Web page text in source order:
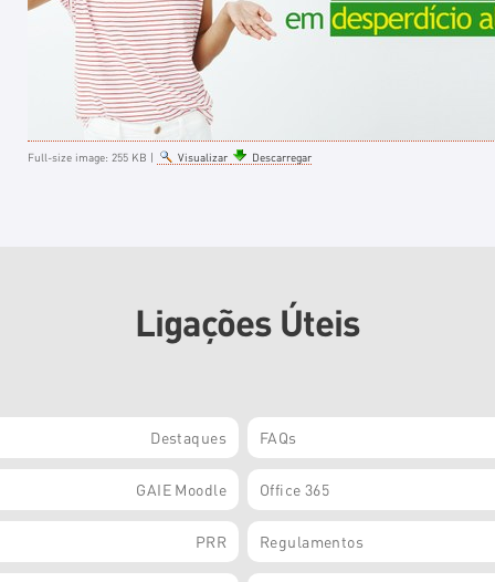
Full-size image: 255 KB | Visualizar Descarregar
Ligações Úteis
Destaques FAQs
GAIE Moodle Office 365
PRR Regulamentos